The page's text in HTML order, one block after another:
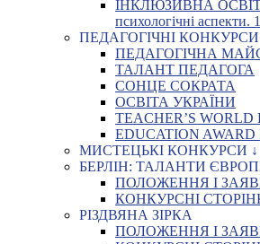
ІНКЛЮЗИВНА ОСВІТА:
психологічні аспекти.
ПЕДАГОГІЧНІ
ПЕДАГОГІЧНА
ТАЛАНТ ПЕДАГОГА
СОНЦЕ СОКРАТА
ОСВІТА УКРАЇНИ
TEACHER’S WORLD
EDUCATION AWARD
МИСТЕЦЬКІ КОНКУРСИ ↓
БЕРЛІН: ТАЛАНТИ
ПОЛОЖЕННЯ І
КОНКУРСНІ
РІЗДВЯНА ЗІРКА
ПОЛОЖЕННЯ І